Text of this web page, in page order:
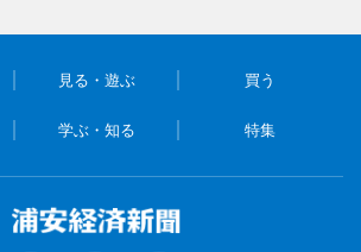
見る・遊ぶ 買う
学ぶ・知る 特集